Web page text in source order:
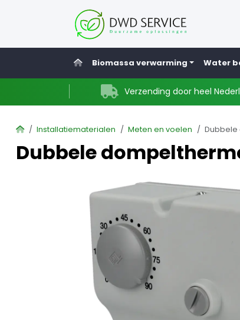
Home
Biomassa verwarming Water
Verzending door heel
HomeInstallatiematerialen Meten en voelen
Dubbele